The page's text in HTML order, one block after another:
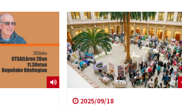
2025/09/18